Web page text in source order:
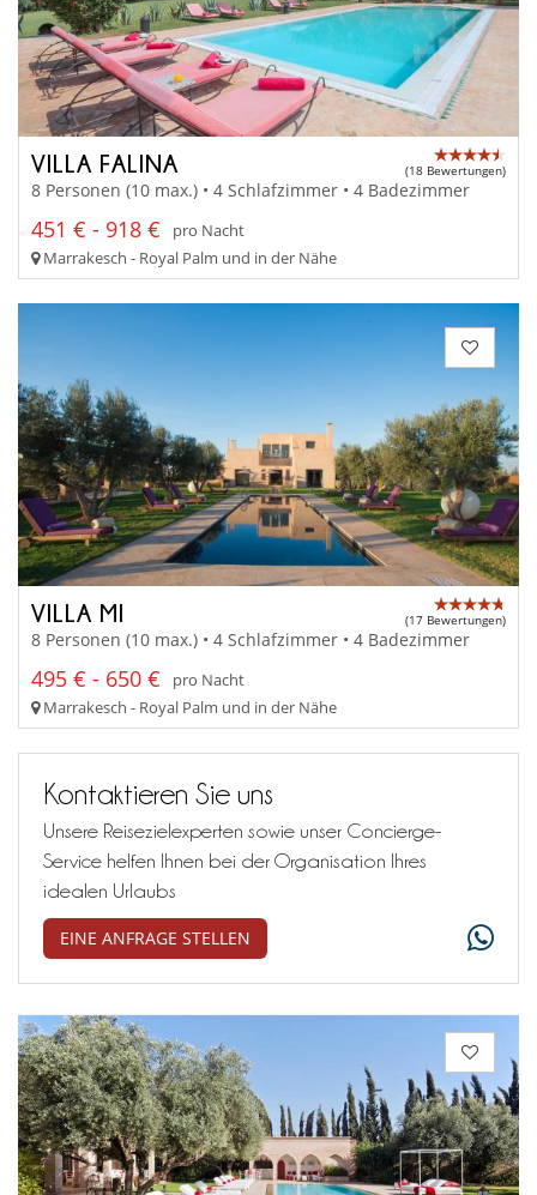
VILLA FALINA (18 Bewertungen)
8 Personen (10 max.) • 4 Schlafzimmer • 4 Badezimmer
451 € - 918 €
pro Nacht
Marrakesch - Royal Palm und in der Nähe
VILLA MI (17 Bewertungen)
8 Personen (10 max.) • 4 Schlafzimmer • 4 Badezimmer
495 € - 650 €
pro Nacht
Marrakesch - Royal Palm und in der Nähe
Kontaktieren Sie uns
Unsere Reisezielexperten sowie unser Concierge-
Service helfen Ihnen bei der Organisation Ihres
idealen Urlaubs
EINE ANFRAGE STELLEN